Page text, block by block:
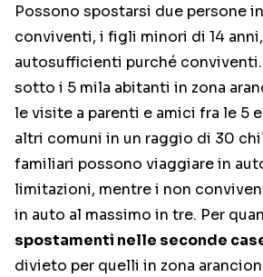
Possono spostarsi due persone
conviventi, i figli minori di 14
autosufficienti purché
sotto i 5 mila abitanti in zona
le visite a parenti e amici fra le 5
altri comuni in un raggio di 30
familiari possono viaggiare in
limitazioni, mentre i non
in auto al massimo in tre. Per
spostamenti nelle seconde
divieto per quelli in zona